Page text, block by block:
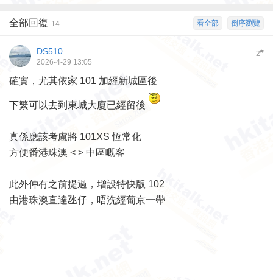
倒序瀏覽
看全部
全部回復 14
2#
DS510
2026-4-29 13:05
確實，尤其依家 101 加經新城區後
下繁可以去到東城大廈已經留後
真係應該考慮將 101XS 恆常化
方便番港珠澳 < > 中區嘅客
此外仲有之前提過，增設特快版 102
由港珠澳直達氹仔，唔洗經葡京一帶